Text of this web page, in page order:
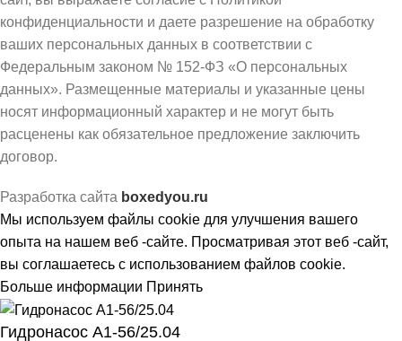
конфиденциальности и даете разрешение на обработку
ваших персональных данных в соответствии с
Федеральным законом № 152-ФЗ «О персональных
данных». Размещенные материалы и указанные цены
носят информационный характер и не могут быть
расценены как обязательное предложение заключить
договор.
Разработка сайта boxedyou.ru
Мы используем файлы cookie для улучшения вашего
опыта на нашем веб -сайте. Просматривая этот веб -сайт,
вы соглашаетесь с использованием файлов cookie.
Больше информации Принять
Гидронасос А1-56/25.04